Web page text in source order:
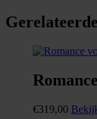
€319,00